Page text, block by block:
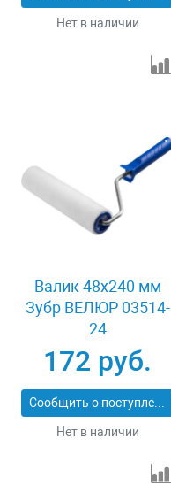
Нет в наличии
Валик 48x240 мм
Зубр ВЕЛЮР 03514-
24
172 руб.
Сообщить о поступлении
Нет в наличии